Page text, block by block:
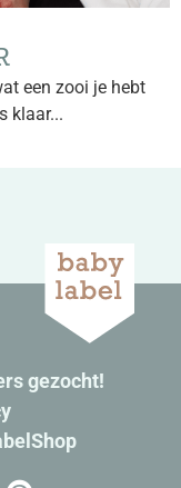
een zooi je hebt
klaar...
gezocht!